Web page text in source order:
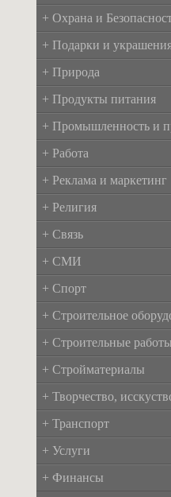
+ Охрана и
+ Подарки и
+ Природа
+ Продукты питания
+ Промышленность и
+ Работа
+ Реклама и маркетинг
+ Религия
+ Связь
+ СМИ
+ Спорт
+ Строительное
+ Строительные
+ Стройматериалы
+ Творчество,
+ Транспорт
+ Услуги
+ Финансы